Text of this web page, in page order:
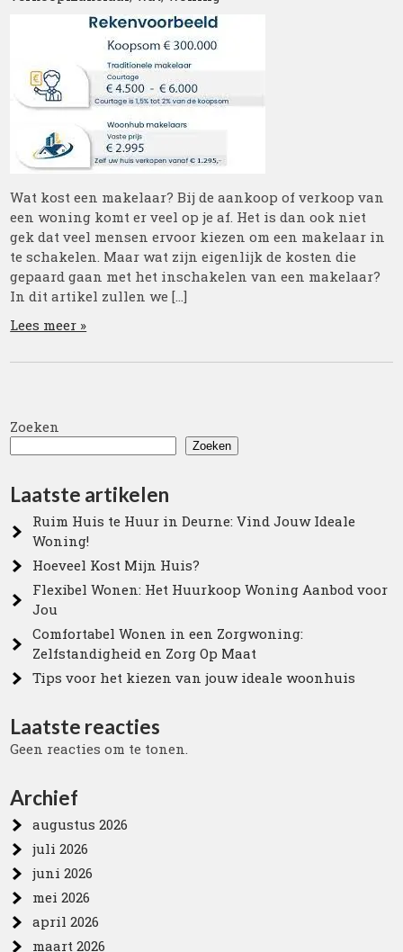
Wat kost een makelaar? Bij de aankoop of verkoop van
een woning komt er veel op je af. Het is dan ook niet
gek dat veel mensen ervoor kiezen om een makelaar in
te schakelen. Maar wat zijn eigenlijk de kosten die
gepaard gaan met het inschakelen van een makelaar?
In dit artikel zullen we […]
Lees meer »
Zoeken
Zoeken
Laatste artikelen
Ruim Huis te Huur in Deurne: Vind Jouw Ideale
Woning!
Hoeveel Kost Mijn Huis?
Flexibel Wonen: Het Huurkoop Woning Aanbod voor
Jou
Comfortabel Wonen in een Zorgwoning:
Zelfstandigheid en Zorg Op Maat
Tips voor het kiezen van jouw ideale woonhuis
Laatste reacties
Geen reacties om te tonen.
Archief
augustus 2026
juli 2026
juni 2026
mei 2026
april 2026
maart 2026